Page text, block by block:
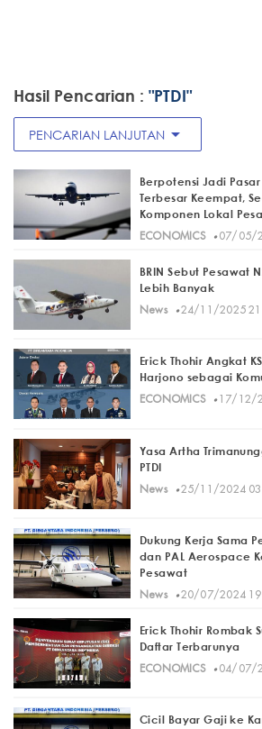
Hasil Pencarian : "PTDI"
PENCARIAN LANJUTAN arrow_drop_down
Berpotensi Jadi
Terbesar Keempat,
Komponen Lokal
ECONOMICS· 07/05/
BRIN Sebut Pesawat
Lebih Banyak
News· 24/11/2025
Erick Thohir Angkat
Harjono sebagai
ECONOMICS· 17/12/
Yasa Artha
PTDI
News· 25/11/2024
Dukung Kerja Sama
dan PAL Aerospace
Pesawat
News· 20/07/2024
Erick Thohir Rombak
Daftar Terbarunya
ECONOMICS· 04/07/
Cicil Bayar Gaji ke